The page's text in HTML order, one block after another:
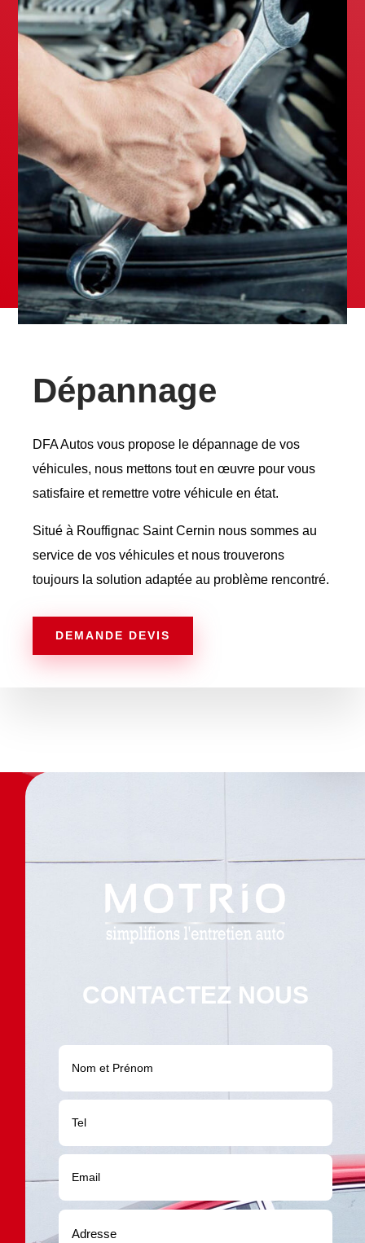
Dépannage
DFA Autos vous propose le dépannage de vos
véhicules, nous mettons tout en œuvre pour vous
satisfaire et remettre votre véhicule en état.
Situé à Rouffignac Saint Cernin nous sommes au
service de vos véhicules et nous trouverons
toujours la solution adaptée au problème rencontré.
DEMANDE DEVIS
CONTACTEZ NOUS